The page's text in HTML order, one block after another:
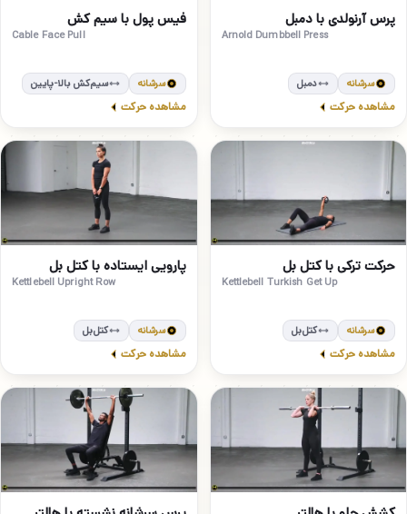
9 متوسط
پرس آرنولدی با دمبل
Arnold Dumbbell Press
سرشانه دمبل
مشاهده حرکت
10
فیس پول با سیم کش
Cable Face Pull
سرشانه سیم‌کش بالا-پایین
مشاهده حرکت
11
حرکت ترکی با کتل بل
Kettlebell Turkish Get Up
سرشانه کتل‌بل
مشاهده حرکت
12
پارویی ایستاده با کتل بل
Kettlebell Upright Row
سرشانه کتل‌بل
مشاهده حرکت
13